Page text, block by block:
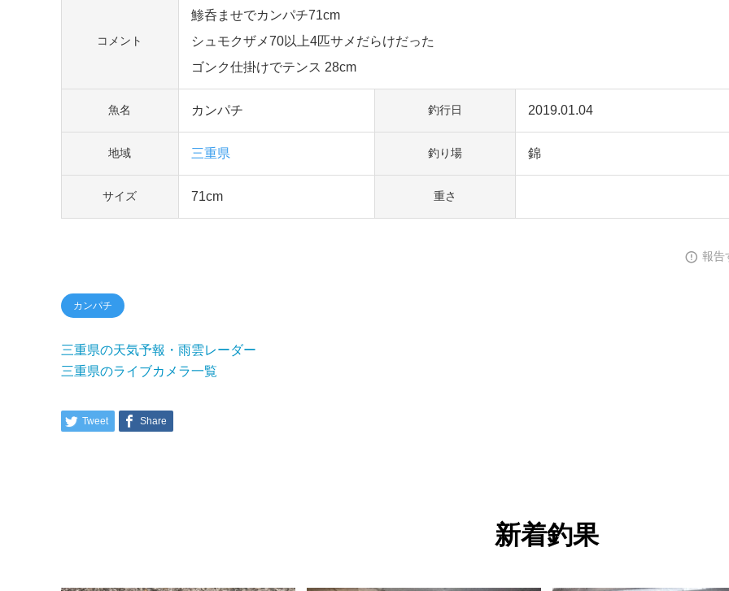
コメント
鯵呑ませでカンパチ71cm
シュモクザメ70以上4匹サメだらけだった
ゴンク仕掛けでテンス 28cm
魚名 カンパチ 釣行日 2019.01.04
地域 三重県 釣り場 錦
サイズ 71cm 重さ
報告
カンパチ
三重県の天気予報・雨雲レーダー
三重県のライブカメラ一覧
Tweet Share
新着釣果